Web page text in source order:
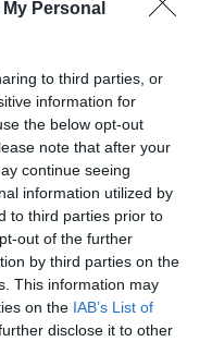
Personal
to third parties, or
information for
the below opt-out
note that after your
continue seeing
information utilized by
to third parties prior to
out of the further
by third parties on the
This information may
on the IAB’s List of
disclose it to other
buen panecillo casero con
de terminar de leer la